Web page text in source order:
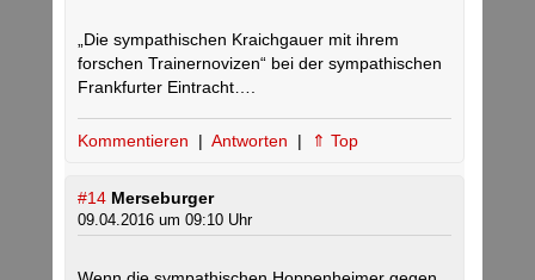
„Die sympathischen Kraichgauer mit ihrem
forschen Trainernovizen“ bei der sympathischen
Frankfurter Eintracht….
Kommentieren | Antworten | ⇑ Top
#14 Merseburger
09.04.2016 um 09:10 Uhr